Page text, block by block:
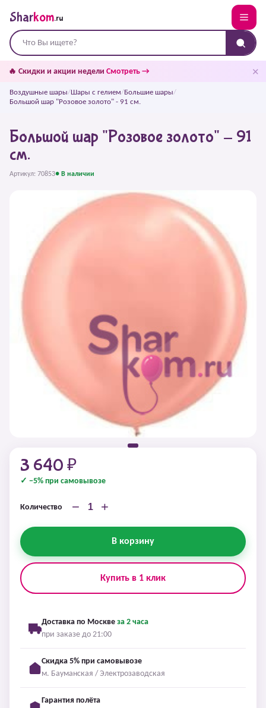
Sharkom.ru
🔥 Скидки и акции недели Смотреть → ✕
Воздушные шары/Шары с гелием/Большие шары/
Большой шар "Розовое золото" - 91 см.
Большой шар "Розовое золото" - 91
см.
Артикул: 70853● В наличии
3 640 ₽
✓ −5% при самовывозе
Количество − +
В корзину
Купить в 1 клик
Доставка по Москве за 2 часа
при заказе до 21:00
Скидка 5% при самовывозе
м. Бауманская / Электрозаводская
Гарантия полёта